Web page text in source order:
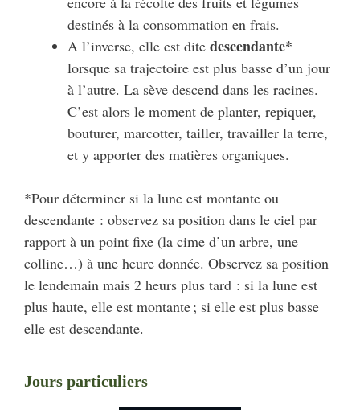
destinés à la consommation en frais.
A l’inverse, elle est dite descendante*
lorsque sa trajectoire est plus basse d’un jour
à l’autre. La sève descend dans les racines.
C’est alors le moment de planter, repiquer,
bouturer, marcotter, tailler, travailler la terre,
et y apporter des matières organiques.
*Pour déterminer si la lune est montante ou
descendante : observez sa position dans le ciel par
rapport à un point fixe (la cime d’un arbre, une
colline…) à une heure donnée. Observez sa position
le lendemain mais 2 heurs plus tard : si la lune est
plus haute, elle est montante ; si elle est plus basse
elle est descendante.
Jours particuliers